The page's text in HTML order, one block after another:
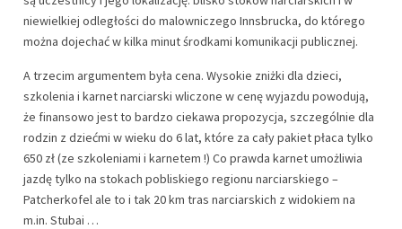
niewielkiej odległości do malowniczego Innsbrucka, do którego
można dojechać w kilka minut środkami komunikacji publicznej.
A trzecim argumentem była cena. Wysokie zniżki dla dzieci,
szkolenia i karnet narciarski wliczone w cenę wyjazdu powodują,
że finansowo jest to bardzo ciekawa propozycja, szczególnie dla
rodzin z dziećmi w wieku do 6 lat, które za cały pakiet płaca tylko
650 zł (ze szkoleniami i karnetem !) Co prawda karnet umożliwia
jazdę tylko na stokach pobliskiego regionu narciarskiego –
Patcherkofel ale to i tak 20 km tras narciarskich z widokiem na
m.in. Stubai …